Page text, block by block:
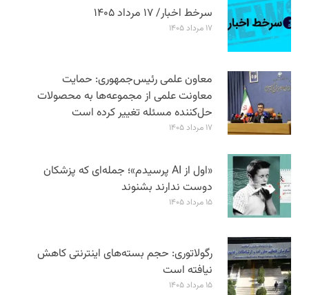
سرخط اخبار/ ۱۷ مرداد ۱۴۰۵
۱۷ مرداد ۱۴۰۵
معاون علمی رئیس‌جمهوری: حمایت
معاونت علمی از مجموعه‌ها به محصولات
حل‌کننده مسئله تغییر کرده است
۱۷ مرداد ۱۴۰۵
«اول از AI پرسیدم»؛ جمله‌ای که پزشکان
دوست ندارند بشنوند
۱۵ مرداد ۱۴۰۵
رگولاتوری: حجم بسته‌های اینترنتی کاهش
نیافته است
۱۵ مرداد ۱۴۰۵